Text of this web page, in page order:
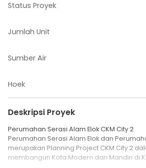
Status Proyek
Jumlah Unit
Sumber Air
Hoek
Deskripsi Proyek
Perumahan Serasi Alam Elok CKM City 2
Perumahan Serasi Alam Elok dan
merupakan Planning Project CKM City 2
membangun Kota Modern dan Mandiri di